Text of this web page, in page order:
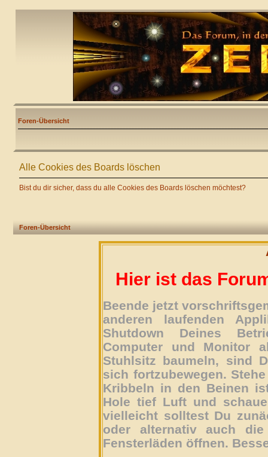
Foren-Übersicht
Alle Cookies des Boards löschen
Bist du dir sicher, dass du alle Cookies des Boards löschen möchtest?
Foren-Übersicht
Hier ist das
Beende jetzt
anderen laufenden
Shutdown Deines
Computer und Monitor
Stuhlsitz baumeln, sind
sich fortzubewegen.
Kribbeln in den Beinen
Hole tief Luft und
vielleicht solltest Du
oder alternativ auch
Fensterläden öffnen.